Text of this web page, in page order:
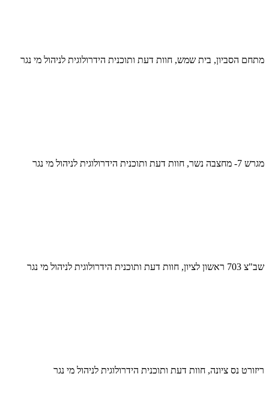
מתחם הסביון, בית שמש, חוות דעת ותוכנית הידרולוגית לניהול מי נגר
מגרש 7- מחצבה נשר, חוות דעת ותוכנית הידרולוגית לניהול מי נגר
שב"צ 703 ראשון לציון, חוות דעת ותוכנית הידרולוגית לניהול מי נגר
ריזורט נס ציונה, חוות דעת ותוכנית הידרולוגית לניהול מי נגר